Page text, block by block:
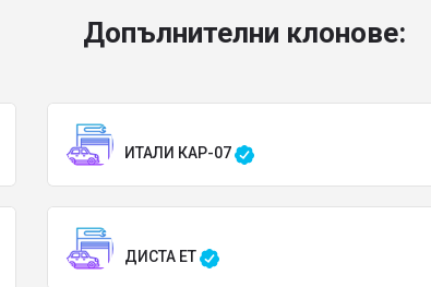
Допълнителни клонове:
ИТАЛИ КАР-07
ДИСТА ЕТ